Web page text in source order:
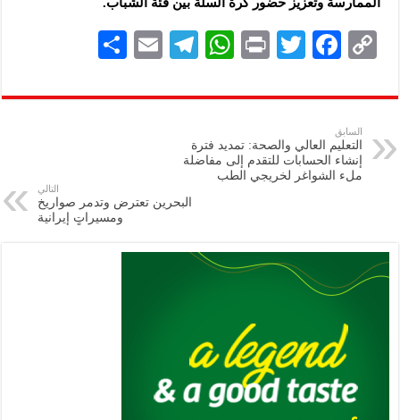
C
p
y
Li
n
F
eb
k
T
tt
P
nt
W
at
A
p
Te
gr
E
ai
ar
السابق
التعليم العالي والصحة: تمديد فترة
إنشاء الحسابات للتقدم إلى مفاضلة
ملء الشواغر لخريجي الطب
التالي
البحرين تعترض وتدمر صواريخ
ومسيراتٍ إيرانية